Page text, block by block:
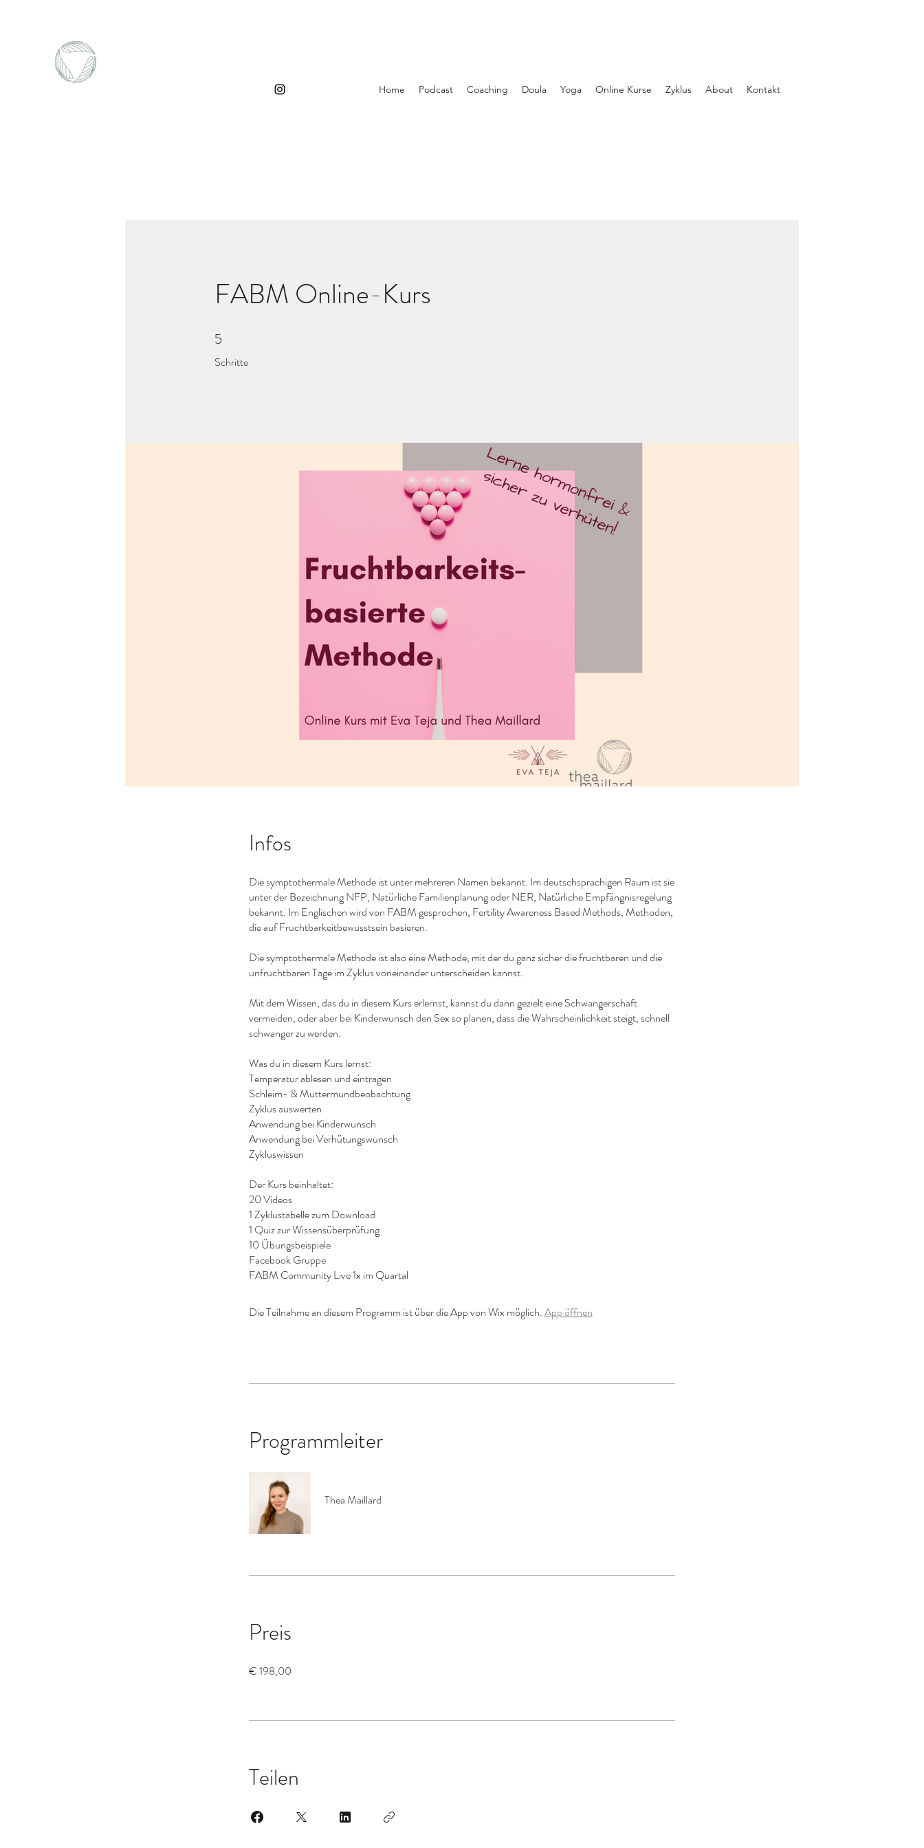
Home Podcast Coaching Doula Yoga Online Kurse Zyklus About Kontakt
FABM Online-Kurs
5
Schritte
5 Schritte
Infos
Die symptothermale Methode ist unter mehreren Namen bekannt. Im deutschsprachigen Raum ist sie
unter der Bezeichnung NFP, Natürliche Familienplanung oder NER, Natürliche Empfängnisregelung
bekannt. Im Englischen wird von FABM gesprochen, Fertility Awareness Based Methods, Methoden,
die auf Fruchtbarkeitbewusstsein basieren.
Die symptothermale Methode ist also eine Methode, mit der du ganz sicher die fruchtbaren und die
unfruchtbaren Tage im Zyklus voneinander unterscheiden kannst.
Mit dem Wissen, das du in diesem Kurs erlernst, kannst du dann gezielt eine Schwangerschaft
vermeiden, oder aber bei Kinderwunsch den Sex so planen, dass die Wahrscheinlichkeit steigt, schnell
schwanger zu werden.
Was du in diesem Kurs lernst:
Temperatur ablesen und eintragen
Schleim- & Muttermundbeobachtung
Zyklus auswerten
Anwendung bei Kinderwunsch
Anwendung bei Verhütungswunsch
Zykluswissen
Der Kurs beinhaltet:
20 Videos
1 Zyklustabelle zum Download
1 Quiz zur Wissensüberprüfung
10 Übungsbeispiele
Facebook Gruppe
FABM Community Live 1x im Quartal
Die Teilnahme an diesem Programm ist über die App von Wix möglich.App öffnen
Programmleiter
Thea Maillard
Preis
€ 198,00
Teilen